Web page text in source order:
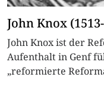
John Knox
John Knox ist der
Aufenthalt in Genf
„reformierte